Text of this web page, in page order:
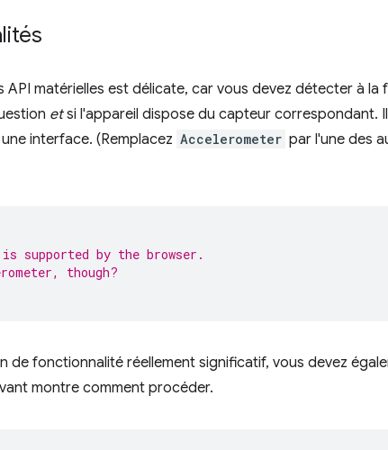
matérielles est délicate, car vous devez détecter à la
etsi l'appareil dispose du capteur correspondant.
interface. (Remplacez Accelerometer par l'une des
supported by the browser.
though?
fonctionnalité réellement significatif, vous devez
montre comment procéder.